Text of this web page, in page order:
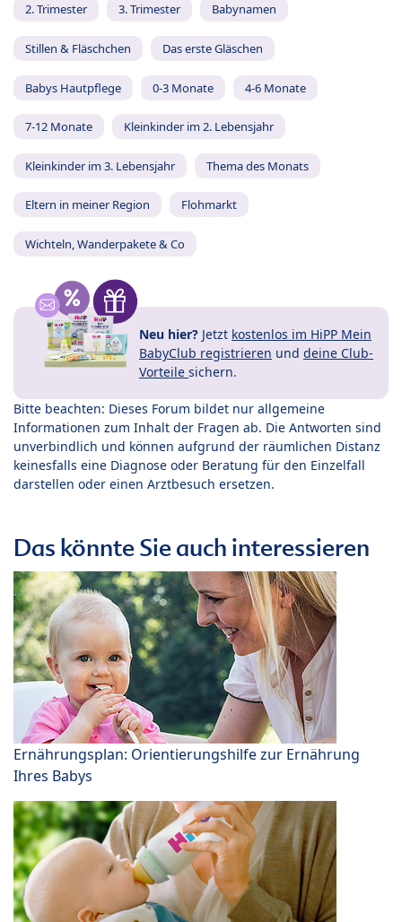
2. Trimester 3. Trimester Babynamen
Stillen & Fläschchen Das erste Gläschen
Babys Hautpflege 0-3 Monate 4-6 Monate
7-12 Monate Kleinkinder im 2. Lebensjahr
Kleinkinder im 3. Lebensjahr Thema des Monats
Eltern in meiner Region Flohmarkt
Wichteln, Wanderpakete & Co
Neu hier? Jetzt kostenlos im HiPP Mein
BabyClub registrieren und deine Club-
Vorteile sichern.
Bitte beachten: Dieses Forum bildet nur allgemeine
Informationen zum Inhalt der Fragen ab. Die Antworten sind
unverbindlich und können aufgrund der räumlichen Distanz
keinesfalls eine Diagnose oder Beratung für den Einzelfall
darstellen oder einen Arztbesuch ersetzen.
Das könnte Sie auch interessieren
Ernährungsplan: Orientierungshilfe zur Ernährung
Ihres Babys